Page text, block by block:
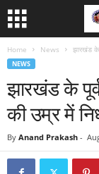
Home News झारखंड के
NEWS
झारखंड के
की उम्र में
By Anand Prakash -